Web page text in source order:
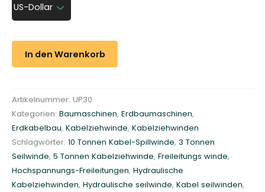
e
l
e
US-Dollar
In den Warenkorb
Artikelnummer: UP30
Kategorien: Baumaschinen, Erdbaumaschinen,
Erdkabelbau, Kabelziehwinde, Kabelziehwinden
Schlagwörter: 10 Tonnen Kabel-Spillwinde, 3 Tonnen
Seilwinde, 5 Tonnen Kabelziehwinde, Freileitungs winde,
Hochspannungs-Freileitungen, Hydraulische
Kabelziehwinden, Hydraulische seilwinde, Kabel seilwinden,